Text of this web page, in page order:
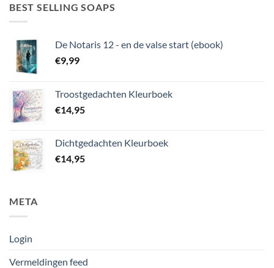
BEST SELLING SOAPS
De Notaris 12 - en de valse start (ebook)
€9,99
Troostgedachten Kleurboek
€14,95
Dichtgedachten Kleurboek
€14,95
META
Login
Vermeldingen feed